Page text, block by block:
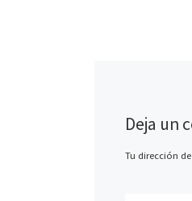
Deja un
Tu dirección